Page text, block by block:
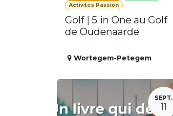
Activités Passion
Golf | 5 in One au Golf
de Oudenaarde
Wortegem-Petegem
SEPT.
11